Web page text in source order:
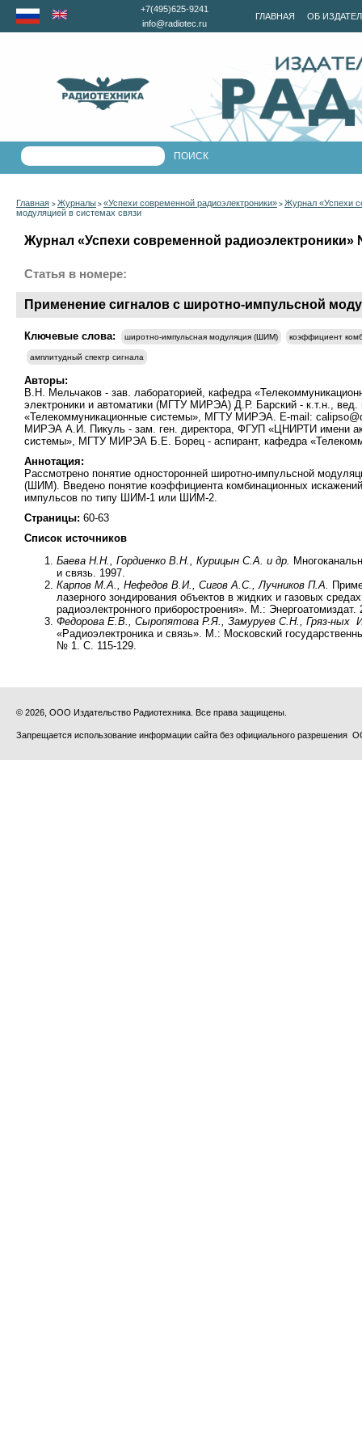
ГЛАВНАЯ ОБ
+7(495)625-9241
info@radiotec.ru
Главная > Журналы > «Успехи современной радиоэлектроники» > Журнал «Успехи
модуляцией в системах связи
Журнал «Успехи современной радиоэлектроники»
Статья в номере:
Применение сигналов с широтно-импульсной
Ключевые слова: широтно-импульсная модуляция (ШИМ) коэффициент
амплитудный спектр сигнала
Авторы:
В.Н. Мельчаков - зав. лабораторией, кафедра
электроники и автоматики (МГТУ МИРЭА) Д.Р. Барский - к.т.н.,
«Телекоммуникационные системы», МГТУ МИРЭА. Е-mail:
МИРЭА А.И. Пикуль - зам. ген. директора, ФГУП «ЦНИРТИ имени
системы», МГТУ МИРЭА Б.Е. Борец - аспирант, кафедра
Аннотация:
Рассмотрено понятие односторонней широтно-импульсной
(ШИМ). Введено понятие коэффициента комбинационных
импульсов по типу ШИМ-1 или ШИМ-2.
Страницы: 60-63
Список источников
Баева Н.Н., Гордиенко В.Н., Курицын С.А. и др.
и связь. 1997.
Карпов М.А., Нефедов В.И., Сигов А.С., Лучников П.А.
лазерного зондирования объектов в жидких и газовых
радиоэлектронного приборостроения». М.:
Федорова Е.В., Сыропятова Р.Я., Замуруев С.Н., Гряз-ных
«Радиоэлектроника и связь». М.: Московский
№ 1. С. 115-129.
© 2026, ООО Издательство Радиотехника. Все права защищены.
Запрещается использование информации сайта без официального разрешения